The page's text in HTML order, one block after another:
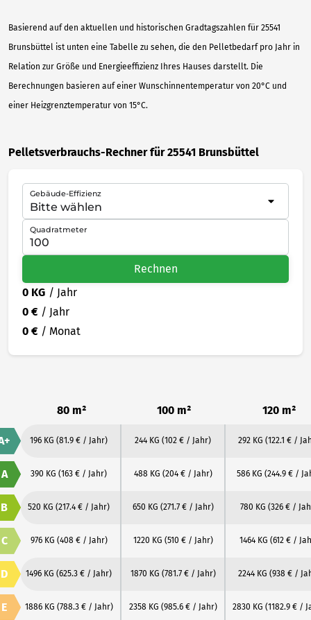
Basierend auf den aktuellen und historischen Gradtagszahlen für 25541
Brunsbüttel ist unten eine Tabelle zu sehen, die den Pelletbedarf pro Jahr in
Relation zur Größe und Energieeffizienz Ihres Hauses darstellt. Die
Berechnungen basieren auf einer Wunschinnentemperatur von 20°C und
einer Heizgrenztemperatur von 15°C.
Pelletsverbrauchs-Rechner für 25541 Brunsbüttel
Gebäude-Effizienz
Quadratmeter
Rechnen
0 KG / Jahr
0 € / Jahr
0 € / Monat
80 m² 100 m² 120 m²
196 KG (81.9 € / Jahr) 244 KG (102 € / Jahr) 292 KG (122.1 € /
A 390 KG (163 € / Jahr) 488 KG (204 € / Jahr) 586 KG (244.9 € /
B 520 KG (217.4 € / Jahr) 650 KG (271.7 € / Jahr) 780 KG (326 € /
C 976 KG (408 € / Jahr) 1220 KG (510 € / Jahr) 1464 KG (612 € /
D 1496 KG (625.3 € / Jahr) 1870 KG (781.7 € / Jahr) 2244 KG (938 € /
E 1886 KG (788.3 € / Jahr) 2358 KG (985.6 € / Jahr) 2830 KG (1182.9 € /